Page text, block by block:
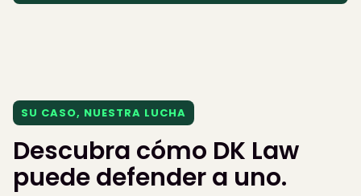
SU CASO, NUESTRA LUCHA
Descubra cómo DK Law
puede defender a uno.